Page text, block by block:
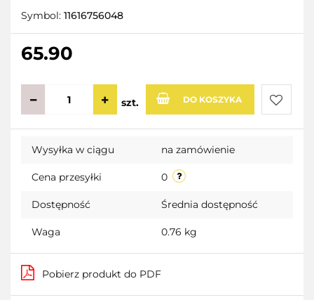
Symbol: 11616756048
65.90
szt. DO KOSZYKA
Do
Wysyłka w ciągu na zamówienie
Cena przesyłki 0
Dostępność Średnia dostępność
Waga 0.76 kg
Pobierz produkt do PDF